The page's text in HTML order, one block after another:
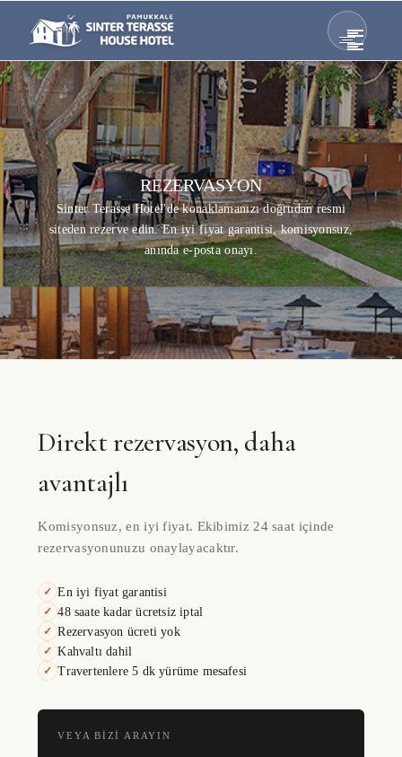
REZERVASYON
Sinter Terasse Hotel'de konaklamanızı doğrudan resmi
siteden rezerve edin. En iyi fiyat garantisi, komisyonsuz,
anında e-posta onayı.
Direkt rezervasyon, daha
avantajlı
Komisyonsuz, en iyi fiyat. Ekibimiz 24 saat içinde
rezervasyonunuzu onaylayacaktır.
✓ En iyi fiyat garantisi
✓ 48 saate kadar ücretsiz iptal
✓ Rezervasyon ücreti yok
✓ Kahvaltı dahil
✓ Travertenlere 5 dk yürüme mesafesi
VEYA BIZI ARAYIN